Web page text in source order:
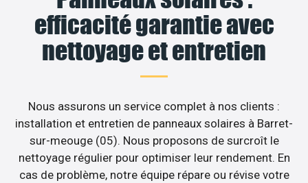
efficacité garantie avec
nettoyage et entretien
Nous assurons un service complet à nos clients :
installation et entretien de panneaux solaires à Barret-
sur-meouge (05). Nous proposons de surcroît le
nettoyage régulier pour optimiser leur rendement. En
cas de problème, notre équipe répare ou révise votre